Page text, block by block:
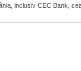
inclusiv CEC Bank,